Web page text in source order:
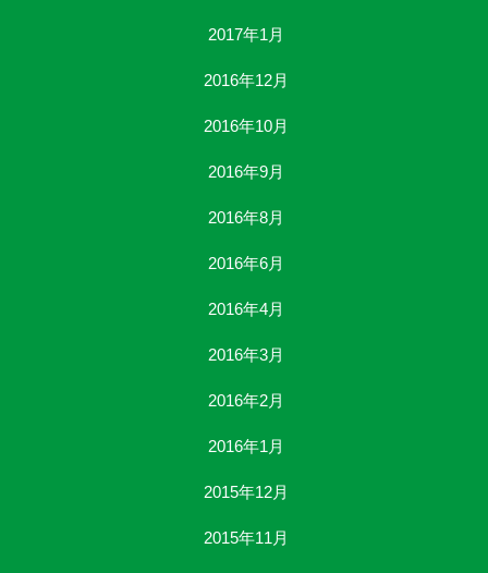
2017年1月
2016年12月
2016年10月
2016年9月
2016年8月
2016年6月
2016年4月
2016年3月
2016年2月
2016年1月
2015年12月
2015年11月